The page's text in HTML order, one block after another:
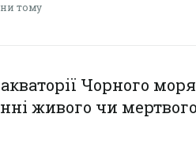
тому
Чорного
живого чи